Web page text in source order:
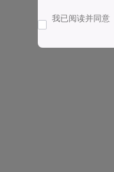
我已阅读并同意